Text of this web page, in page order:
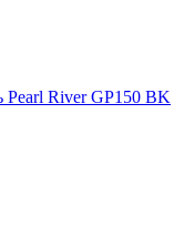
Pearl River GP150 BK